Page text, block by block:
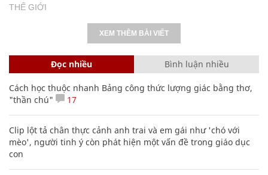
THẾ GIỚI
XEM THÊM BÀI VIẾT
Đọc nhiều Bình luận nhiều
Cách học thuộc nhanh Bảng công thức lượng giác bằng thơ,
"thần chú"
17
Clip lột tả chân thực cảnh anh trai và em gái như 'chó với
mèo', người tinh ý còn phát hiện một vấn đề trong giáo dục
con